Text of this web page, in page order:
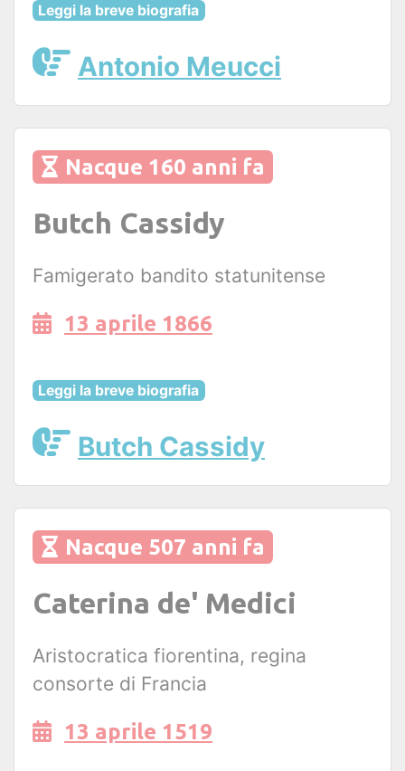
Leggi la breve biografia
Antonio Meucci
Nacque 160 anni fa
Butch Cassidy
Famigerato bandito statunitense
13 aprile 1866
Leggi la breve biografia
Butch Cassidy
Nacque 507 anni fa
Caterina de' Medici
Aristocratica fiorentina, regina
consorte di Francia
13 aprile 1519